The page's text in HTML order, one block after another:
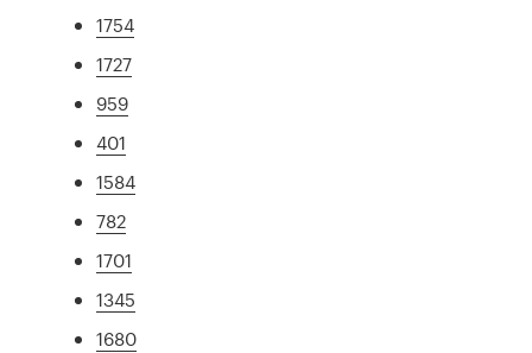
1754
1727
959
401
1584
782
1701
1345
1680